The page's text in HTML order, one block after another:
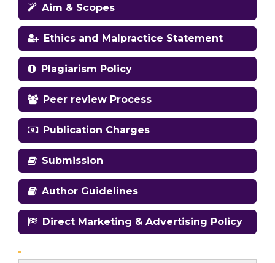
Aim & Scopes
Ethics and Malpractice Statement
Plagiarism Policy
Peer review Process
Publication Charges
Submission
Author Guidelines
Direct Marketing & Advertising Policy